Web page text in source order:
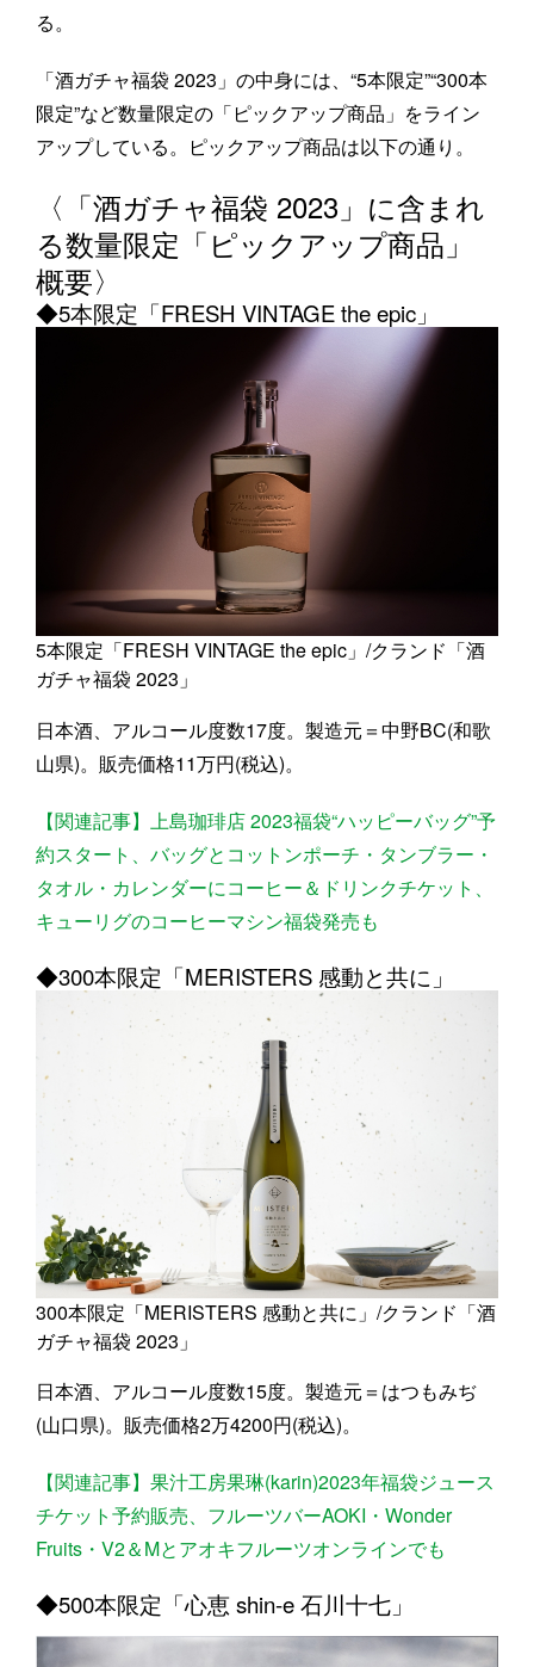
る。
「酒ガチャ福袋 2023」の中身には、“5本限定”“300本
限定”など数量限定の「ピックアップ商品」をライン
アップしている。ピックアップ商品は以下の通り。
〈「酒ガチャ福袋 2023」に含まれ
る数量限定「ピックアップ商品」
概要〉
◆5本限定「FRESH VINTAGE the epic」
5本限定「FRESH VINTAGE the epic」/クランド「酒
ガチャ福袋 2023」
日本酒、アルコール度数17度。製造元＝中野BC(和歌
山県)。販売価格11万円(税込)。
【関連記事】上島珈琲店 2023福袋“ハッピーバッグ”予
約スタート、バッグとコットンポーチ・タンブラー・
タオル・カレンダーにコーヒー＆ドリンクチケット、
キューリグのコーヒーマシン福袋発売も
◆300本限定「MERISTERS 感動と共に」
300本限定「MERISTERS 感動と共に」/クランド「酒
ガチャ福袋 2023」
日本酒、アルコール度数15度。製造元＝はつもみぢ
(山口県)。販売価格2万4200円(税込)。
【関連記事】果汁工房果琳(karin)2023年福袋ジュース
チケット予約販売、フルーツバーAOKI・Wonder
Fruits・V2＆Mとアオキフルーツオンラインでも
◆500本限定「心恵 shin-e 石川十七」